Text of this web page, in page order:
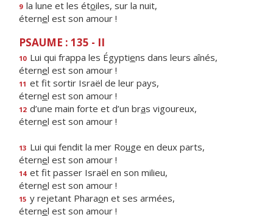
9 la lune et les étoiles, sur la nuit,
éternel est son amour !
PSAUME : 135 - II
10 Lui qui frappa les Égyptiens dans leurs aînés,
éternel est son amour !
11 et fit sortir Israël de leur pays,
éternel est son amour !
12 d’une main forte et d’un bras vigoureux,
éternel est son amour !
13 Lui qui fendit la mer Rouge en deux parts,
éternel est son amour !
14 et fit passer Israël en son milieu,
éternel est son amour !
15 y rejetant Pharaon et ses armées,
éternel est son amour !